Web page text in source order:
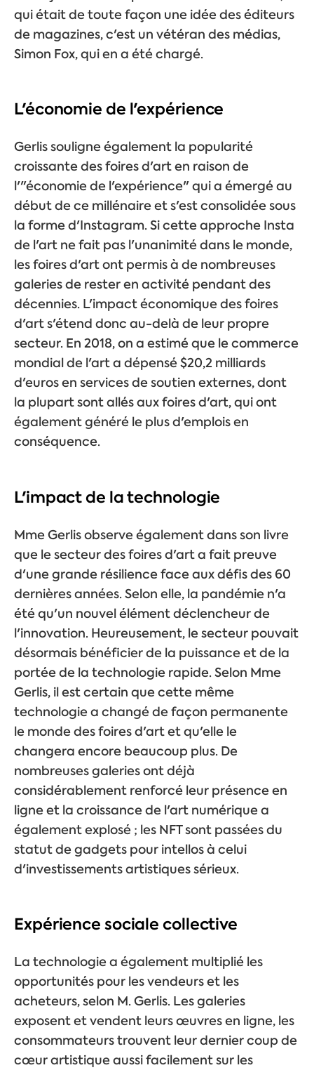
qui était de toute façon une idée des éditeurs
de magazines, c'est un vétéran des médias,
Simon Fox, qui en a été chargé.
L'économie de l'expérience
Gerlis souligne également la popularité
croissante des foires d'art en raison de
l'"économie de l'expérience" qui a émergé au
début de ce millénaire et s'est consolidée sous
la forme d'Instagram. Si cette approche Insta
de l'art ne fait pas l'unanimité dans le monde,
les foires d'art ont permis à de nombreuses
galeries de rester en activité pendant des
décennies. L'impact économique des foires
d'art s'étend donc au-delà de leur propre
secteur. En 2018, on a estimé que le commerce
mondial de l'art a dépensé $20,2 milliards
d'euros en services de soutien externes, dont
la plupart sont allés aux foires d'art, qui ont
également généré le plus d'emplois en
conséquence.
L'impact de la technologie
Mme Gerlis observe également dans son livre
que le secteur des foires d'art a fait preuve
d'une grande résilience face aux défis des 60
dernières années. Selon elle, la pandémie n'a
été qu'un nouvel élément déclencheur de
l'innovation. Heureusement, le secteur pouvait
désormais bénéficier de la puissance et de la
portée de la technologie rapide. Selon Mme
Gerlis, il est certain que cette même
technologie a changé de façon permanente
le monde des foires d'art et qu'elle le
changera encore beaucoup plus. De
nombreuses galeries ont déjà
considérablement renforcé leur présence en
ligne et la croissance de l'art numérique a
également explosé ; les NFT sont passées du
statut de gadgets pour intellos à celui
d'investissements artistiques sérieux.
Expérience sociale collective
La technologie a également multiplié les
opportunités pour les vendeurs et les
acheteurs, selon M. Gerlis. Les galeries
exposent et vendent leurs œuvres en ligne, les
consommateurs trouvent leur dernier coup de
cœur artistique aussi facilement sur les